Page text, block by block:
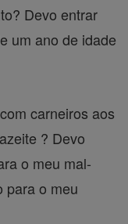
Devo entrar
um ano de idade
carneiros aos
? Devo
o meu mal-
para o meu